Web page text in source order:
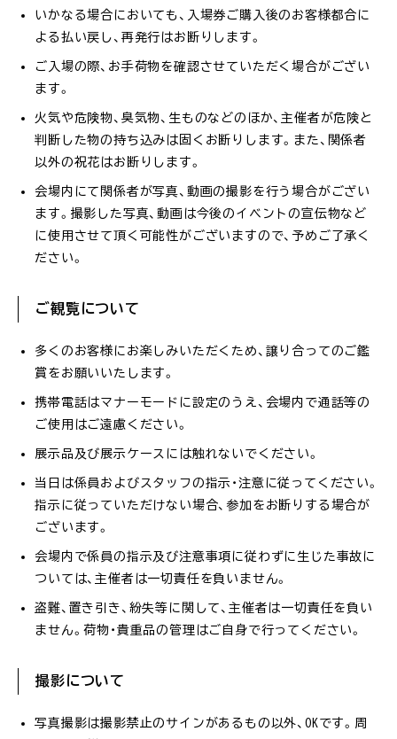
いかなる場合においても、入場券ご購入後のお客様都合に
よる払い戻し、再発行はお断りします。
ご入場の際、お手荷物を確認させていただく場合がござい
ます。
火気や危険物、臭気物、生ものなどのほか、主催者が危険と
判断した物の持ち込みは固くお断りします。また、関係者
以外の祝花はお断りします。
会場内にて関係者が写真、動画の撮影を行う場合がござい
ます。撮影した写真、動画は今後のイベントの宣伝物など
に使用させて頂く可能性がございますので、予めご了承く
ださい。
ご観覧について
多くのお客様にお楽しみいただくため、譲り合ってのご鑑
賞をお願いいたします。
携帯電話はマナーモードに設定のうえ、会場内で通話等の
ご使用はご遠慮ください。
展示品及び展示ケースには触れないでください。
当日は係員およびスタッフの指示・注意に従ってください。
指示に従っていただけない場合、参加をお断りする場合が
ございます。
会場内で係員の指示及び注意事項に従わずに生じた事故に
ついては、主催者は一切責任を負いません。
盗難、置き引き、紛失等に関して、主催者は一切責任を負い
ません。荷物・貴重品の管理はご自身で行ってください。
撮影について
写真撮影は撮影禁止のサインがあるもの以外、OKです。周